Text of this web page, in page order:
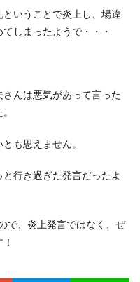
いうことで炎上し、場違
しまったようで・・・
んは悪気があって言った
も思えません。
行き過ぎた発言だったよ
で、炎上発言ではなく、ぜ